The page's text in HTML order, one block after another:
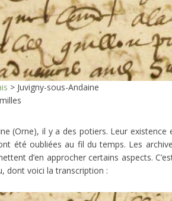
> Juvigny-sous-Andaine
(Orne), il y a des potiers. Leur
été oubliées au fil du temps. Les
d’en approcher certains aspects.
dont voici la transcription :